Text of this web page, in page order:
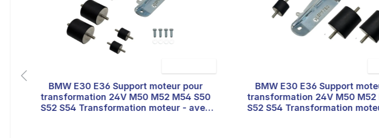
de 5 sur 5 étoiles Note moyenne de 5 sur 5 étoiles
BMW E30 E36 Support moteur pour
transformation 24V M50 M52 M54 S50
S52 S54 Transformation moteur - avec
BMW E30 E36 Support
transformation 24V M50 M52
S52 S54 Transformation